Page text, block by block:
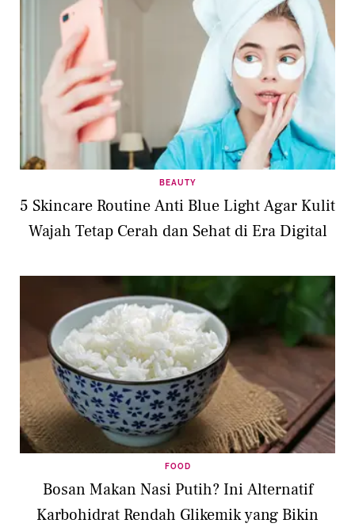
BEAUTY
5 Skincare Routine Anti Blue Light Agar Kulit
Wajah Tetap Cerah dan Sehat di Era Digital
FOOD
Bosan Makan Nasi Putih? Ini Alternatif
Karbohidrat Rendah Glikemik yang Bikin